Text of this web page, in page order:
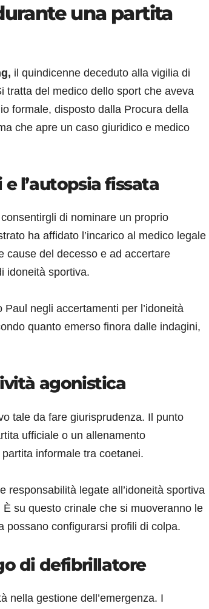
una partita
il quindicenne deceduto alla vigilia di
tratta del medico dello sport che aveva
formale, disposto dalla Procura della
che apre un caso giuridico e medico
l’autopsia fissata
di nominare un proprio
ha affidato l’incarico al medico legale
cause del decesso e ad accertare
idoneità sportiva.
negli accertamenti per l’idoneità
quanto emerso finora dalle indagini,
agonistica
tale da fare giurisprudenza. Il punto
ufficiale o un allenamento
informale tra coetanei.
legate all’idoneità sportiva
su questo crinale che si muoveranno le
possano configurarsi profili di colpa.
di defibrillatore
nella gestione dell’emergenza. I